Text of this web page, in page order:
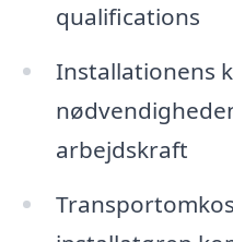
qualifications
Installationens
arbejdskraft